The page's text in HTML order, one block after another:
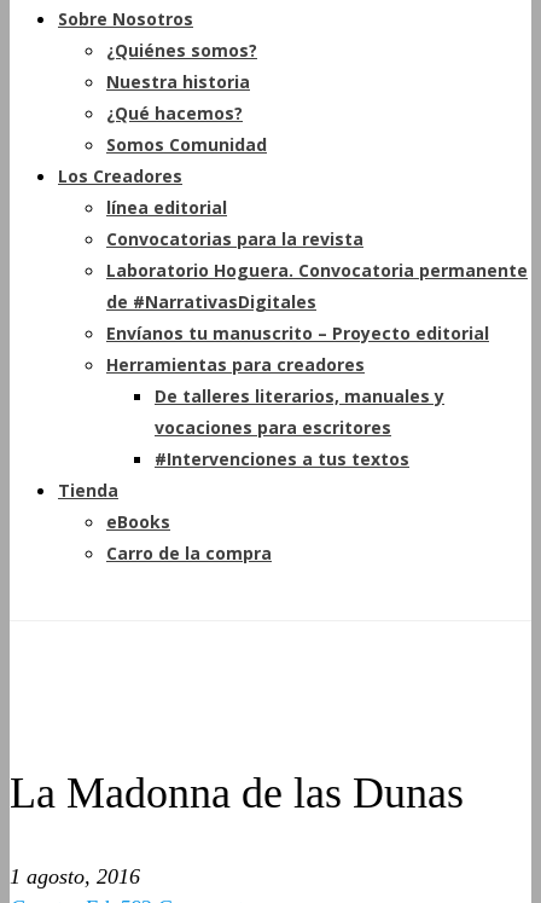
Sobre Nosotros
¿Quiénes somos?
Nuestra historia
¿Qué hacemos?
Somos Comunidad
Los Creadores
línea editorial
Convocatorias para la revista
Laboratorio Hoguera. Convocatoria permanente
de #NarrativasDigitales
Envíanos tu manuscrito – Proyecto editorial
Herramientas para creadores
De talleres literarios, manuales y
vocaciones para escritores
#Intervenciones a tus textos
Tienda
eBooks
Carro de la compra
La Madonna de las Dunas
1 agosto, 2016